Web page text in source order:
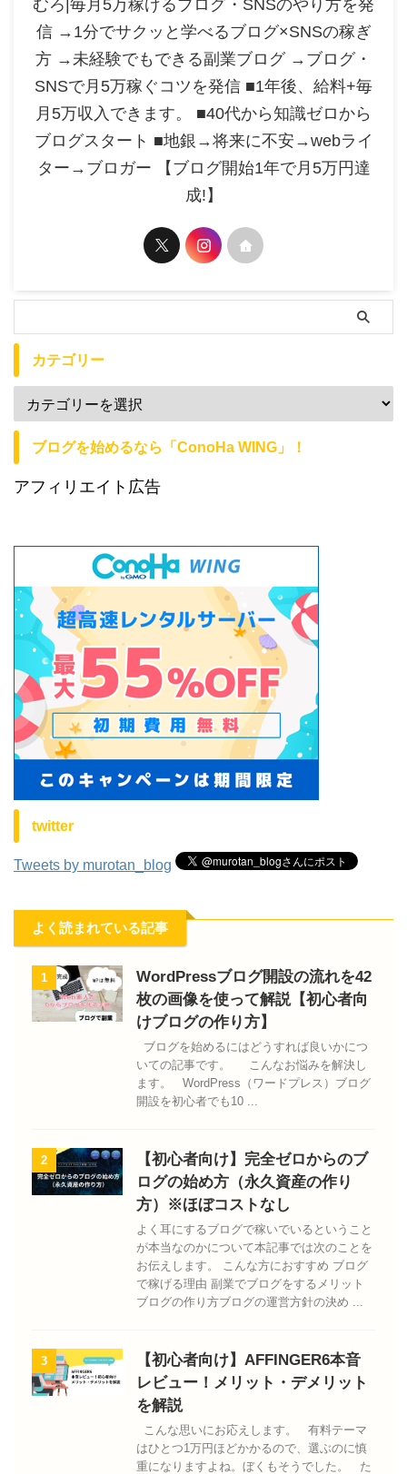
むろ|毎月5万稼げるブログ・SNSのやり方を発
信 →1分でサクッと学べるブログ×SNSの稼ぎ
方 →未経験でもできる副業ブログ →ブログ・
SNSで月5万稼ぐコツを発信 ■1年後、給料+毎
月5万収入できます。 ■40代から知識ゼロから
ブログスタート ■地銀→将来に不安→webライ
ター→ブロガー 【ブログ開始1年で月5万円達
成!】
カテゴリー
ブログを始めるなら「ConoHa WING」！
アフィリエイト広告
twitter
Tweets by murotan_blog
よく読まれている記事
1
WordPressブログ開設の流れを42
枚の画像を使って解説【初心者向
けブログの作り方】
ブログを始めるにはどうすれば良いかにつ
いての記事です。 こんなお悩みを解決し
ます。 WordPress（ワードプレス）ブログ
開設を初心者でも10 ...
2
【初心者向け】完全ゼロからのブ
ログの始め方（永久資産の作り
方）※ほぼコストなし
よく耳にするブログで稼いでいるということ
が本当なのかについて本記事では次のことを
お伝えします。 こんな方におすすめ ブログ
で稼げる理由 副業でブログをするメリット
ブログの作り方ブログの運営方針の決め ...
3
【初心者向け】AFFINGER6本音
レビュー！メリット・デメリット
を解説
こんな思いにお応えします。 有料テーマ
はひとつ1万円ほどかかるので、選ぶのに慎
重になりますよね。ぼくもそうでした。 た